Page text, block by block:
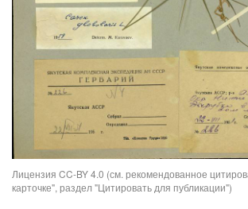
Лицензия CC-BY 4.0 (см. рекомендованное
карточке", раздел "Цитировать для публикации")